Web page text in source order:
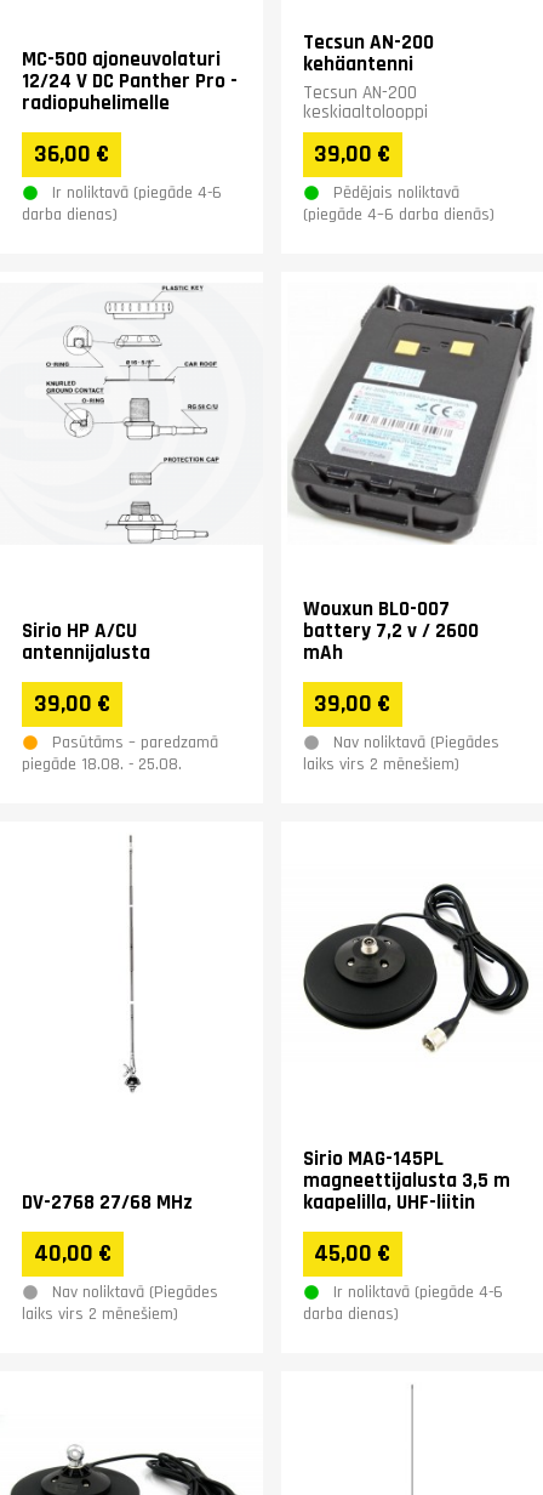
MC-500 ajoneuvolaturi
12/24 V DC Panther Pro -
radiopuhelimelle
36,00 €
Ir noliktavā (piegāde 4-6
darba dienas)
Tecsun AN-200
kehäantenni
Tecsun AN-200
keskiaaltolooppi
39,00 €
Pēdējais noliktavā
(piegāde 4–6 darba dienās)
Sirio HP A/CU
antennijalusta
39,00 €
Pasūtāms – paredzamā
piegāde 18.08. - 25.08.
Wouxun BLO-007
battery 7,2 v / 2600
mAh
39,00 €
Nav noliktavā (Piegādes
laiks virs 2 mēnešiem)
DV-2768 27/68 MHz
40,00 €
Nav noliktavā (Piegādes
laiks virs 2 mēnešiem)
Sirio MAG-145PL
magneettijalusta 3,5 m
kaapelilla, UHF-liitin
45,00 €
Ir noliktavā (piegāde 4-6
darba dienas)